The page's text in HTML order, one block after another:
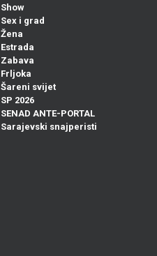
Show
Sex i grad
Žena
Estrada
Zabava
Frljoka
Šareni svijet
SP 2026
SENAD ANTE-PORTAL
Sarajevski snajperisti